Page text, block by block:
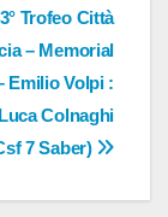
Trofeo Città
– Memorial
Emilio Volpi :
Colnaghi
7 Saber)